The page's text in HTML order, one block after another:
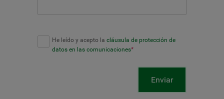
He leído y acepto la cláusula de protección de
datos en las comunicaciones*
Enviar